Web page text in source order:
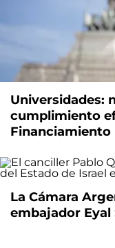
Universidades:
cumplimiento
Financiamiento
La Cámara
embajador Eyal